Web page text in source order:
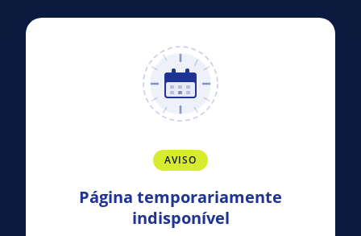
AVISO
Página temporariamente
indisponível